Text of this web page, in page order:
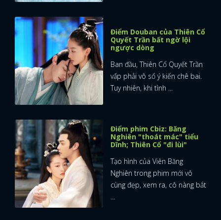
ĐĂNG NHẬP
Điểm Douban của Thiên Cổ
Quyết Trần bất ngờ lội
ngược dòng
Ban đầu, Thiên Cổ Quyết Trần
vấp phải vô số ý kiến chê bai.
Tuy nhiên, khi tình ...
Điểm phim Cbiz: Băng
Nghiên "thoát mác" tiểu
Dĩnh; Thiên Cổ "đi lùi"
Tạo hình của Viên Băng
Nghiên trong phim mới vô
cùng đẹp, xem ra, cô nàng bắt
...